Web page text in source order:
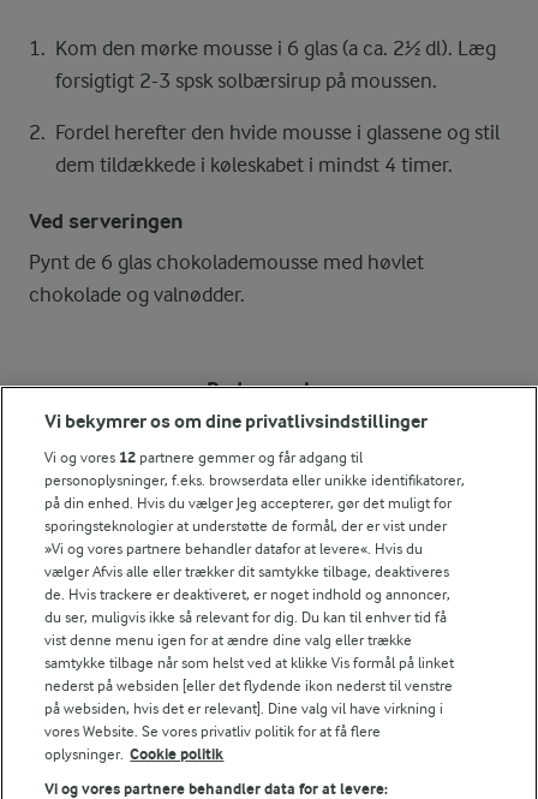
Kom den mørke mousse i 6 glas (a ca. 2½ dl). Læg
forsigtigt 2-3 spsk solbærsirup på moussen.
Fordel herefter den hvide mousse i glassene og stil
dem tildækkede i køleskabet i mindst 4 timer.
Ved serveringen
Pynt de 6 glas chokolademousse med høvlet
chokolade og valnødder.
Bedømmelse
1 2 3 4 5
Tips til opskriften
Vi ved, at det tit er de små ting, der gør forskellen i
køkkenet. Derfor deler vi de tips, vi selv bruger, når vi
laver mad og udvikler opskrifter.
TIP
Desserten kan stå tildækket i køleskabet i ca. 1 døgn.
Vi bekymrer os om dine privatlivsindstillinger
Vi og vores 12 partnere gemmer og får adgang til
personoplysninger, f.eks. browserdata eller unikke identifikatorer,
på din enhed. Hvis du vælger Jeg accepterer, gør det muligt for
sporingsteknologier at understøtte de formål, der er vist under
»Vi og vores partnere behandler datafor at levere«. Hvis du
vælger Afvis alle eller trækker dit samtykke tilbage, deaktiveres
de. Hvis trackere er deaktiveret, er noget indhold og annoncer,
du ser, muligvis ikke så relevant for dig. Du kan til enhver tid få
vist denne menu igen for at ændre dine valg eller trække
samtykke tilbage når som helst ved at klikke Vis formål på linket
nederst på websiden [eller det flydende ikon nederst til venstre
på websiden, hvis det er relevant]. Dine valg vil have virkning i
vores Website. Se vores privatliv politik for at få flere
oplysninger. Cookie politik
Vi og vores partnere behandler data for at levere: